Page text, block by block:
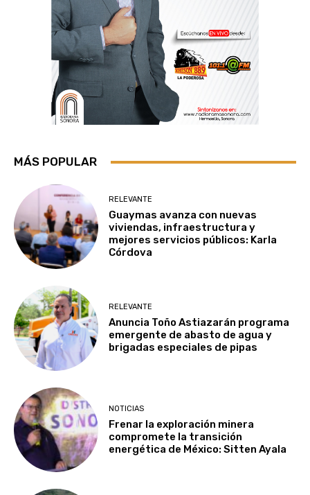
MÁS POPULAR
RELEVANTE
Guaymas avanza con nuevas
viviendas, infraestructura y
mejores servicios públicos: Karla
Córdova
RELEVANTE
Anuncia Toño Astiazarán programa
emergente de abasto de agua y
brigadas especiales de pipas
NOTICIAS
Frenar la exploración minera
compromete la transición
energética de México: Sitten Ayala